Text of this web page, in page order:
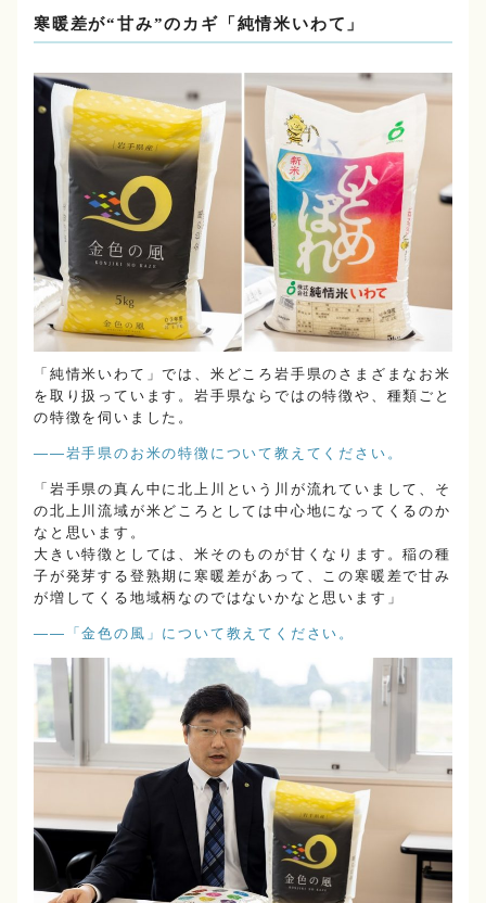
寒暖差が“甘み”のカギ「純情米いわて」
「純情米いわて」では、米どころ岩手県のさまざまなお米
を取り扱っています。岩手県ならではの特徴や、種類ごと
の特徴を伺いました。
――岩手県のお米の特徴について教えてください。
「岩手県の真ん中に北上川という川が流れていまして、そ
の北上川流域が米どころとしては中心地になってくるのか
なと思います。
大きい特徴としては、米そのものが甘くなります。稲の種
子が発芽する登熟期に寒暖差があって、この寒暖差で甘み
が増してくる地域柄なのではないかなと思います」
――「金色の風」について教えてください。